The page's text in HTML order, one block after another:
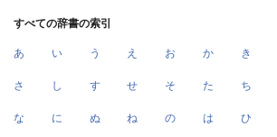
すべての辞書の索引
あ い う え お か き
さ し す せ そ た ち
な に ぬ ね の は ひ